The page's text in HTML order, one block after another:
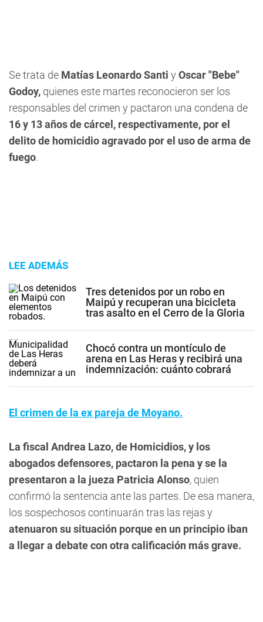
Se trata de Matías Leonardo Santi y Oscar "Bebe"
Godoy, quienes este martes reconocieron ser los
responsables del crimen y pactaron una condena de
16 y 13 años de cárcel, respectivamente, por el
delito de homicidio agravado por el uso de arma de
fuego.
LEE ADEMÁS
Tres detenidos por un robo en
Maipú y recuperan una bicicleta
tras asalto en el Cerro de la Gloria
Chocó contra un montículo de
arena en Las Heras y recibirá una
indemnización: cuánto cobrará
El crimen de la ex pareja de Moyano.
La fiscal Andrea Lazo, de Homicidios, y los
abogados defensores, pactaron la pena y se la
presentaron a la jueza Patricia Alonso, quien
confirmó la sentencia ante las partes. De esa manera,
los sospechosos continuarán tras las rejas y
atenuaron su situación porque en un principio iban
a llegar a debate con otra calificación más grave.